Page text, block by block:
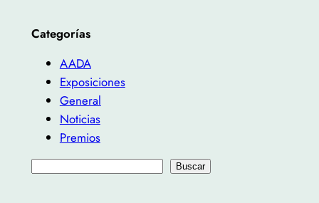
Categorías
AADA
Exposiciones
General
Noticias
Premios
Buscar